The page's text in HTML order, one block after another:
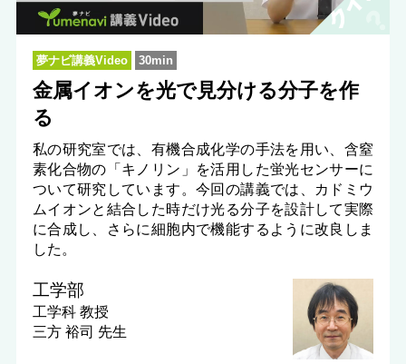
夢ナビ講義Video 30min
金属イオンを光で見分ける分子を作
る
私の研究室では、有機合成化学の手法を用い、含窒
素化合物の「キノリン」を活用した蛍光センサーに
ついて研究しています。今回の講義では、カドミウ
ムイオンと結合した時だけ光る分子を設計して実際
に合成し、さらに細胞内で機能するように改良しま
した。
工学部
工学科 教授
三方 裕司 先生